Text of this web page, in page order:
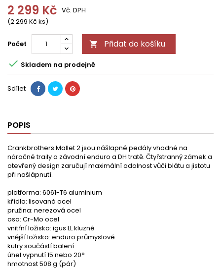
2 299 Kč
(2 299 Kč ks)
Vč. DPH
Počet  Přidat do košíku
 Skladem na prodejně
Sdílet
POPIS
Crankbrothers Mallet 2 jsou nášlapné pedály vhodné na
náročné traily a závodní enduro a DH tratě. Čtyřstranný zámek a
otevřený design zaručují maximální odolnost vůči blátu a jistotu
při našlápnutí.
platforma: 6061-T6 aluminium
křídla: lisovaná ocel
pružina: nerezová ocel
osa: Cr-Mo ocel
vnitřní ložisko: igus LL kluzné
vnější ložisko: enduro průmyslové
kufry součástí balení
úhel vypnutí 15 nebo 20°
hmotnost 508 g (pár)